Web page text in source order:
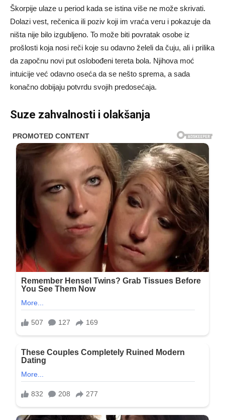
Škorpije ulaze u period kada se istina više ne može skrivati.
Dolazi vest, rečenica ili poziv koji im vraća veru i pokazuje da
ništa nije bilo izgubljeno. To može biti povratak osobe iz
prošlosti koja nosi reči koje su odavno želeli da čuju, ali i prilika
da započnu novi put oslobođeni tereta bola. Njihova moć
intuicije već odavno oseća da se nešto sprema, a sada
konačno dobijaju potvrdu svojih predosećaja.
Suze zahvalnosti i olakšanja